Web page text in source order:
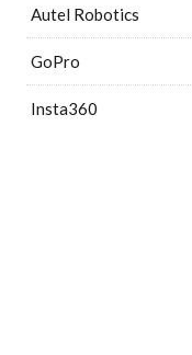
Autel Robotics
GoPro
Insta360